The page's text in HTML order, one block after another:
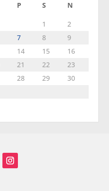
P S N
1
2
7 8
9
14 15
16
21 22
23
28 29
30